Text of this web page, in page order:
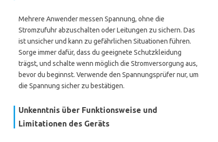
Mehrere Anwender messen Spannung, ohne die
Stromzufuhr abzuschalten oder Leitungen zu sichern. Das
ist unsicher und kann zu gefährlichen Situationen führen.
Sorge immer dafür, dass du geeignete Schutzkleidung
trägst, und schalte wenn möglich die Stromversorgung aus,
bevor du beginnst. Verwende den Spannungsprüfer nur, um
die Spannung sicher zu bestätigen.
Unkenntnis über Funktionsweise und
Limitationen des Geräts